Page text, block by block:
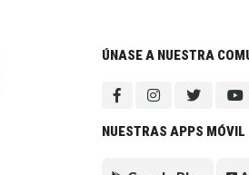
ÚNASE A NUESTRA
NUESTRAS APPS MÓVIL